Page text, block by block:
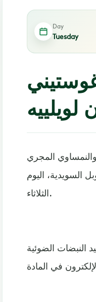
Day
Tuesday
أغوستيني، والنمساوي المجري
السويدية، اليوم
الثلاثاء.
النبضات الضوئية